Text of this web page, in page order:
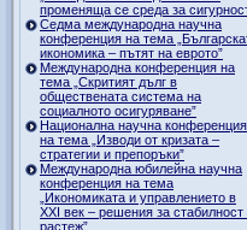
променяща се среда за
Седма международна научна
конференция на тема
икономика – пътят на еврото”
Международна конференция на
тема „Скритият дълг в
обществената система на
социалното осигуряване”
Национална научна конференция
на тема „Изводи от кризата –
стратегии и препоръки”
Международна юбилейна научна
конференция на тема
„Икономиката и управлението в
ХХI век – решения за стабилност
растеж”